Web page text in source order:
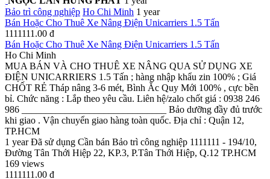
Bảo trì công nghiệp Ho Chi Minh 1 year
Bán Hoặc Cho Thuê Xe Nâng Điện Unicarriers 1.5 Tấn
1111111.00 đ
Bán Hoặc Cho Thuê Xe Nâng Điện Unicarriers 1.5 Tấn
Ho Chi Minh
MUA BÁN VÀ CHO THUÊ XE NÂNG QUA SỬ DỤNG XE
ĐIỆN UNICARRIERS 1.5 Tấn ; hàng nhập khẩu zin 100% ; Giá
CHỐT RẺ Tháp nâng 3-6 mét, Bình Ắc Quy Mới 100% , cực bền
bỉ. Chức năng : Lắp theo yêu cầu. Liên hệ/zalo chốt giá : 0938 246
986 ______________________________ Bảo dưỡng đầy đủ trước
khi giao . Vận chuyển giao hàng toàn quốc. Địa chỉ : Quận 12,
TP.HCM
1 year Đã sử dụng Cần bán Bảo trì công nghiệp 1111111 - 194/10,
Đường Tân Thới Hiệp 22, KP.3, P.Tân Thới Hiệp, Q.12 TP.HCM
169 views
1111111.00 đ